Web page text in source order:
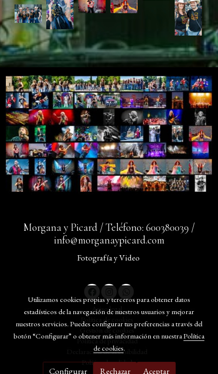
Morgana y Picard / Teléfono: 600380039 /
info@morganaypicard.com
Fotografía y Video
Aviso legal
Política de cookies
Gestión de cookies
Política de privacidad
Declaración de accesibilidad
Política de calidad
Utilizamos cookies propias y terceros para obtener datos
estadísticos de la navegación de nuestros usuarios y mejorar
nuestros servicios. Puedes configurar tus preferencias a través del
botón “Configurar” o obtener más información en nuestraPolítica
de cookies.
Configurar Rechazar Aceptar